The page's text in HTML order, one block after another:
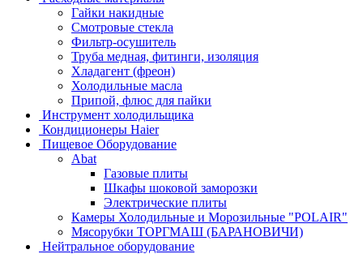
Гайки накидные
Смотровые стекла
Фильтр-осушитель
Труба медная, фитинги, изоляция
Хладагент (фреон)
Холодильные масла
Припой, флюс для пайки
Инструмент холодильщика
Кондиционеры Haier
Пищевое Оборудование
Abat
Газовые плиты
Шкафы шоковой заморозки
Электрические плиты
Камеры Холодильные и Морозильные "POLAIR"
Мясорубки ТОРГМАШ (БАРАНОВИЧИ)
Нейтральное оборудование